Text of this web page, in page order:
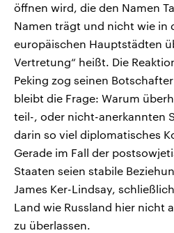
öffnen wird, die den Namen
Namen trägt und nicht wie in
europäischen Hauptstädten
Vertretung“ heißt. Die
Peking zog seinen
bleibt die Frage: Warum
teil-, oder nicht-anerkannten
darin so viel diplomatisches
Gerade im Fall der
Staaten seien stabile
James Ker-Lindsay,
Land wie Russland hier nicht
zu überlassen.